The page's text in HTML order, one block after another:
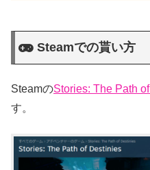
Steamでの貰い方
SteamのStories: The Path
す。